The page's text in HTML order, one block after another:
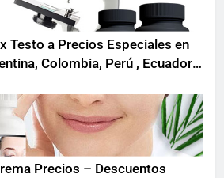
Testo a Precios Especiales en
Colombia, Perú , Ecuador,
Precios – Descuentos